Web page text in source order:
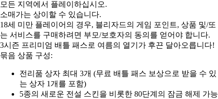
모든 지역에서 플레이하십시오.
소매가는 상이할 수 있습니다.
18세 미만 플레이어의 경우, 블리자드의 게임 포인트, 상품 및/또
는 서비스를 구매하려면 부모/보호자의 동의를 얻어야 합니다.
3시즌 프리미엄 배틀 패스로 여름의 열기가 후끈 달아오릅니다!
묶음 상품 구성:
전리품 상자 최대 3개 (무료 배틀 패스 보상으로 받을 수 있
는 상자 1개를 포함)
5종의 새로운 전설 스킨을 비롯한 80단계의 잠금 해제 가능